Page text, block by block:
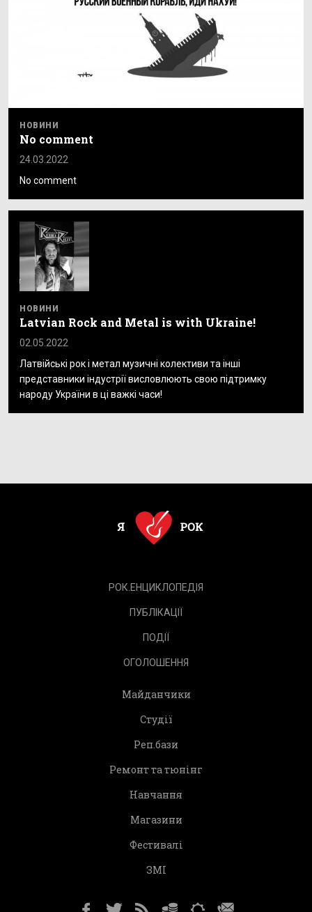
НОВИНИ
No comment
24.03.2022
No comment
НОВИНИ
Latvian Rock and Metal is with Ukraine!
02.05.2022
Латвійські рок і метал музичні колективи та інші
представники індустрії висловлюють свою підтримку
народу України в ці важкі часи!
РОК.ЕНЦИКЛОПЕДІЯ
ПУБЛІКАЦІЇ
ПОДІЇ
ОГОЛОШЕННЯ
Майданчики
Студії
Реп.бази
Ремонт та тюнінг
Навчання
Магазини
Фестивалі
ЗМІ